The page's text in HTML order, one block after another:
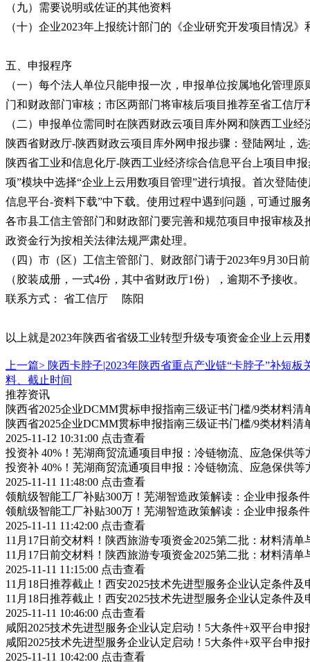
（九）需要说明或佐证的其他资料
（十）企业2023年上报统计部门的《企业研究开发项目情况
五、申报程序
（一）每个法人单位只能申报一次，申报单位按属地化管理
门和财政部门审核；市区两部门将审核后项目推荐至省工信厅
（二）申报单位需同时在陕西财政云项目库外网和陕西工业
陕西省财政厅-陕西财政云项目库外网申报步骤：登陆网址，
陕西省工业和信息化厅-陕西工业经济综合信息平台上项目申
项”模块中选择“企业上云用数项目管理”进行填报。首次登陆
信息平台-资料下载”中下载。使用过程中遇到问题，可通过服
各市县工信主管部门和财政部门要完善和规范项目申报审核
政资金行为按相关法律法规严肃处理。
（四）市（区）工信主管部门、财政部门请于2023年9月30
（胶装成册，一式4份，其中省财政厅1份），逾期不予接收。
联系方式： 省工信厅 陈阳
以上就是2023年陕西省省级工业转型升级专项资金企业上云
上一篇> 陕西卡脖子|2023年陕西省重点产业链“卡脖子”补短
料、截止时间
推荐资讯
陕西省2025企业DCMM贯标申报指南三级证书门槛/9类材料清
陕西省2025企业DCMM贯标申报指南三级证书门槛/9类材料清
2025-11-12 10:31:00 点击查看
投资补 40%！芜湖商贸流通项目申报：冷链物流、应急保供等
投资补 40%！芜湖商贸流通项目申报：冷链物流、应急保供等
2025-11-11 11:48:00 点击查看
领航级智能工厂补贴300万！芜湖智造政策解读：企业申报条
领航级智能工厂补贴300万！芜湖智造政策解读：企业申报条
2025-11-11 11:42:00 点击查看
11月17日前交材料！陕西旅游专项资金2025第二批：材料清单
11月17日前交材料！陕西旅游专项资金2025第二批：材料清单
2025-11-11 11:15:00 点击查看
11月18日推荐截止！西安2025技术先进型服务企业认定条件及
11月18日推荐截止！西安2025技术先进型服务企业认定条件及
2025-11-11 10:46:00 点击查看
咸阳2025技术先进型服务企业认定启动！5大条件+双平台申报
咸阳2025技术先进型服务企业认定启动！5大条件+双平台申报
2025-11-11 10:42:00 点击查看